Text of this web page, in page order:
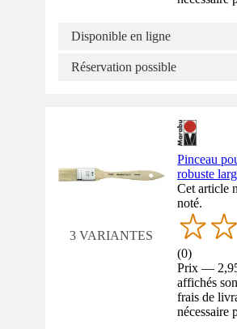
Disponible en ligne
Réservation possible
3 VARIANTES
Pinceau
robuste
Cet article
noté.
(0)
Prix —
affichés
frais de
nécessaire